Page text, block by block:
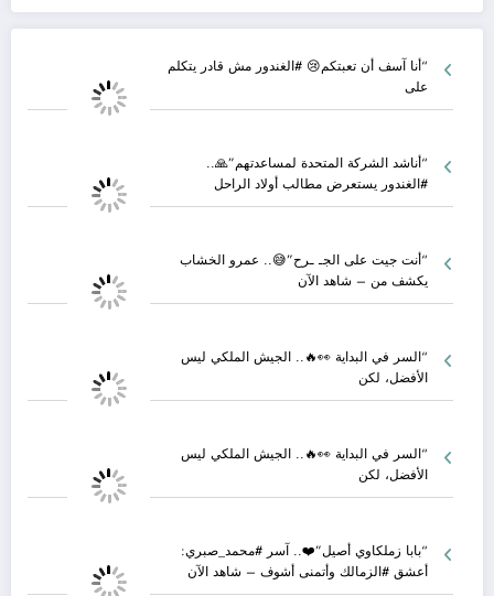
“أنا آسف أن تعبتكم😢 #الغندور مش قادر يتكلم
على
“أناشد الشركة المتحدة لمساعدتهم”🙏..
#الغندور يستعرض مطالب أولاد الراحل
“أنت جيت على الجـ ـرح”😅.. عمرو الخشاب
يكشف من – شاهد الآن
“السر في البداية 👀🔥.. الجيش الملكي ليس
الأفضل، لكن
“السر في البداية 👀🔥.. الجيش الملكي ليس
الأفضل، لكن
“بابا زملكاوي أصيل”❤️.. آسر #محمد_صبري:
أعشق #الزمالك وأتمنى أشوف – شاهد الآن